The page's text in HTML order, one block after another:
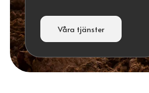
Våra tjänster